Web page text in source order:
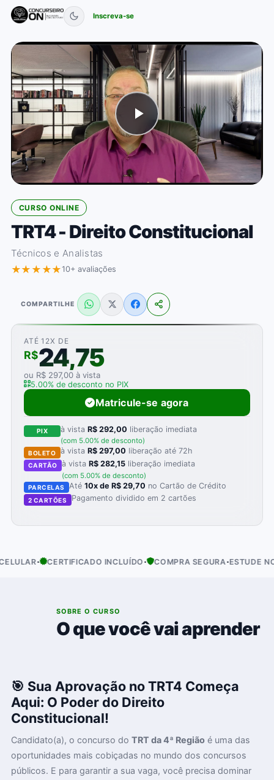
Inscreva-se
CURSO ONLINE
TRT4 - Direito Constitucional
Técnicos e Analistas
★★★★★10+ avaliações
COMPARTILHE
ATÉ 12X DE
R$24,75
ou R$ 297,00 à vista
5.00% de desconto no PIX
Matricule-se agora
PIX à vistaR$ 292,00 liberação imediata
(com 5.00% de desconto)
BOLETO à vistaR$ 297,00 liberação até 72h
CARTÃO à vista R$ 282,15 liberação imediata
(com 5.00% de desconto)
PARCELAS Até10x de R$ 29,70 no Cartão de Crédito
2 CARTÕES Pagamento dividido em 2 cartões
· CERTIFICADO INCLUÍDO· COMPRA SEGURA·ESTUDE NO
SOBRE O CURSO
O que você vai aprender
🎯 Sua Aprovação no TRT4 Começa
Aqui: O Poder do Direito
Constitucional!
Candidato(a), o concurso do TRT da 4ª Regiãoé uma das
oportunidades mais cobiçadas no mundo dos concursos
públicos. E para garantir a sua vaga, você precisa dominar